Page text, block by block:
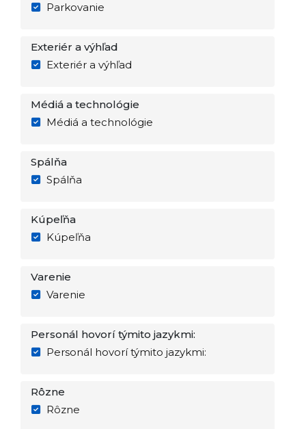
Parkovanie
Exteriér a výhľad
Exteriér a výhľad
Médiá a technológie
Médiá a technológie
Spálňa
Spálňa
Kúpeľňa
Kúpeľňa
Varenie
Varenie
Personál hovorí týmito jazykmi:
Personál hovorí týmito jazykmi:
Rôzne
Rôzne